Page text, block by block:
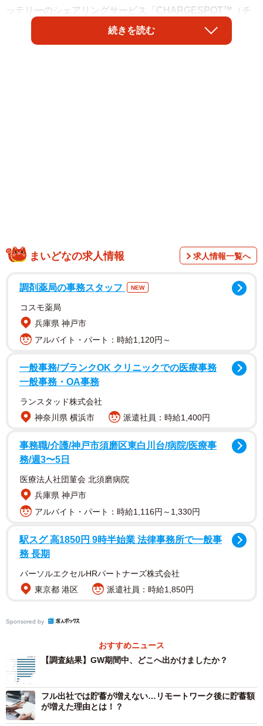
ッテリーのシェアリングサービス「CHARGESPOT™（チ
ャージスポット）」を運営する株式会社INFORICHが行っ
たアンケート調査によると、66.4%の人が「充電残量への
本調査は、全国のCHARGESPOTアプリユーザー4271人を
で実施されました。
主な外出先『複数回答』（提供画像）
て聞いたところ、「自宅中心で過ごした（30.8%）」が最
も多く、次いで「外食・飲み会（25.3%）」、「国内旅行
（25.0%）」、ほか「仕事中・出張（23.9%）」、「ショッ
ピング（22.1%）」、「イベント・フェス・スポーツ観戦
（18.2%）」といった回答が得られました。
続きを読む
まいどなの求人情報 求人情報一覧へ
調剤薬局の事務スタッフ NEW
コスモ薬局
兵庫県 神戸市
アルバイト・パート：時給1,120円～
一般事務/ブランクOK クリニックでの医療事務
一般事務・OA事務
ランスタッド株式会社
神奈川県 横浜市
派遣社員：時給1,400円
事務職/介護/神戸市須磨区東白川台/病院/医療事
務/週3〜5日
医療法人社団菫会 北須磨病院
兵庫県 神戸市
アルバイト・パート：時給1,116円～1,330円
駅スグ 高1850円 9時半始業 法律事務所で一般事
務 長期
パーソルエクセルHRパートナーズ株式会社
東京都 港区
派遣社員：時給1,850円
Sponsored by
おすすめニュース
【調査結果】GW期間中、どこへ出かけましたか？
フル出社では貯蓄が増えない…リモートワーク後に貯蓄額
が増えた理由とは！？